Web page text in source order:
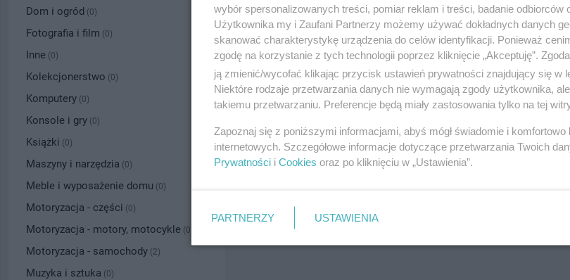
Dom i ogród (0)
Fotografia i film (0)
Inne (0)
Kolekcjonerstwo (0)
Komputery (0)
Konsole i gry (0)
Książki (0)
Maszyny i narzędzia (0)
Meble i wyposażenie domu (0)
Motoryzacja - części (0)
Motoryzacja - motory, motocykle (0)
Motoryzacja - samochody (2)
Muzyka i sztuka (0)
wybór spersonalizowanych treści, pomiar reklam i treści, badanie odbiorców
Użytkownika my i Zaufani Partnerzy możemy używać dokładnych danych
skanować charakterystykę urządzenia do celów identyfikacji. Ponieważ
zgodę na korzystanie z tych technologii poprzez kliknięcie „Akceptuję”.
ją zmienić/wycofać klikając przycisk ustawień prywatności znajdujący się w
Niektóre rodzaje przetwarzania danych nie wymagają zgody użytkownika,
takiemu przetwarzaniu. Preferencje będą miały zastosowania tylko na tej
Zapoznaj się z poniższymi informacjami, abyś mógł świadomie i
internetowych. Szczegółowe informacje dotyczące przetwarzania Twoich
Prywatności i Cookies oraz po kliknięciu w „Ustawienia”.
PARTNERZY USTAWIENIA